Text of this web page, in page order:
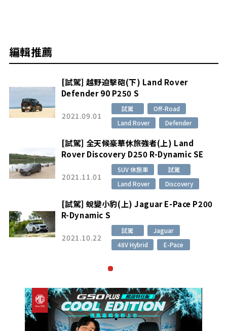
編輯推薦
[試駕] 越野迫擊砲(下) Land Rover
Defender 90 P250 S
2021.09.01
Off-Road
Defender
[試駕] 全天候豪華休旅強者(上) Land
Rover Discovery D250 R-Dynamic SE
2021.11.01
試駕
Discovery
[試駕] 蛻變小豹(上) Jaguar E-Pace P200
R-Dynamic S
2021.10.22
Jaguar
E-Pace